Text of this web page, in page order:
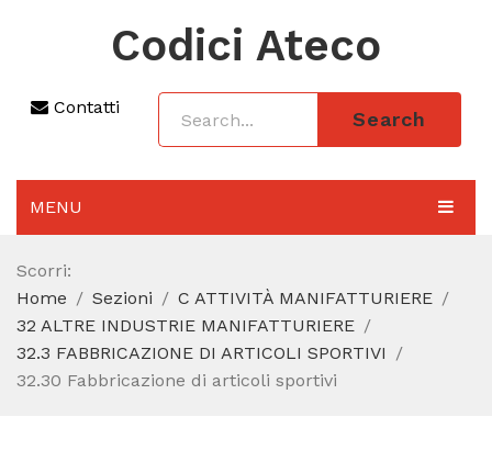
Codici Ateco
Contatti
Search
MENU
AGGIORNAMENTO 2025
SEZIONI
CODICE ATECO A COSA SERVE
Scorri:
Home
Sezioni
C ATTIVITÀ MANIFATTURIERE
32 ALTRE INDUSTRIE MANIFATTURIERE
32.3 FABBRICAZIONE DI ARTICOLI SPORTIVI
32.30 Fabbricazione di articoli sportivi